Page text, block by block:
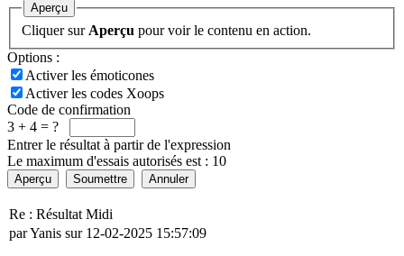
Aperçu
Cliquer sur Aperçu pour voir le contenu en action.
Options :
Activer les émoticones
Activer les codes Xoops
Code de confirmation
3 + 4 = ?
Entrer le résultat à partir de l'expression
Le maximum d'essais autorisés est : 10
Aperçu Soumettre Annuler
Re : Résultat Midi
par Yanis sur 12-02-2025 15:57:09